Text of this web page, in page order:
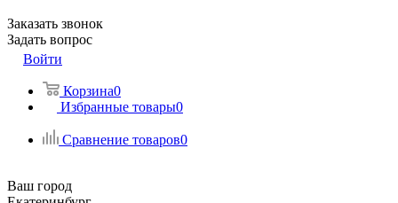
Заказать звонок
Задать вопрос
Войти
Корзина0
Избранные товары0
Сравнение товаров0
Ваш город